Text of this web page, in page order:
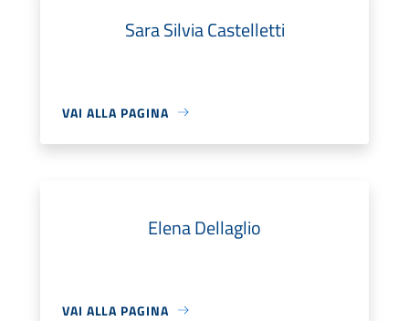
Sara Silvia Castelletti
VAI ALLA PAGINA
Elena Dellaglio
VAI ALLA PAGINA